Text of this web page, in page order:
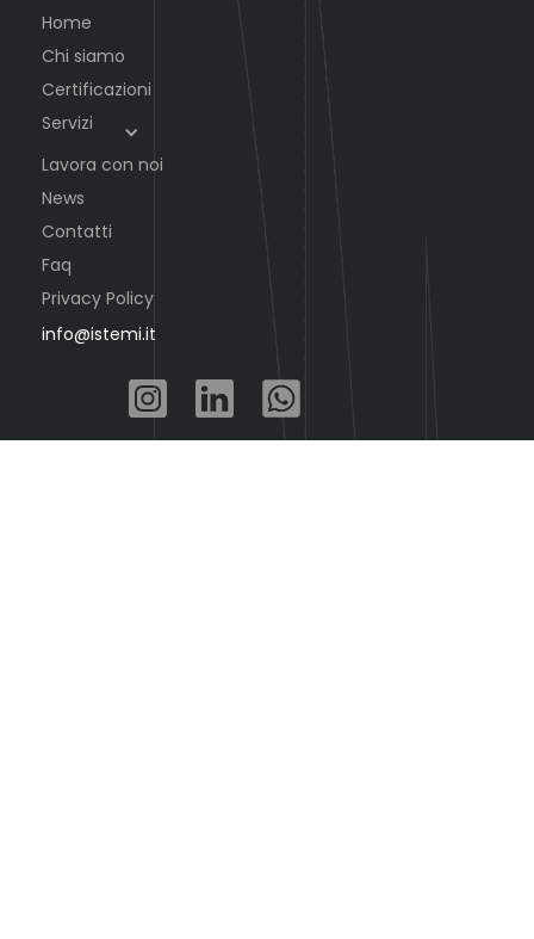
Home
Chi siamo
Certificazioni
Servizi
Lavora con noi
News
Contatti
Faq
Privacy Policy
info@istemi.it